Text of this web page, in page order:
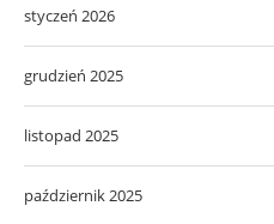
styczeń 2026
grudzień 2025
listopad 2025
październik 2025